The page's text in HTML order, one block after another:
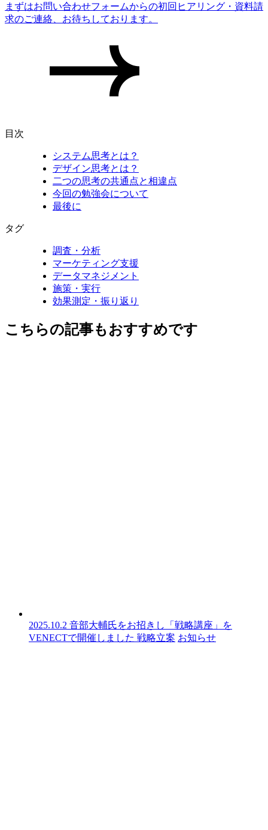
まずはお問い合わせフォームからの初回ヒアリング・資料請
求のご連絡、お待ちしております。
目次
システム思考とは？
デザイン思考とは？
二つの思考の共通点と相違点
今回の勉強会について
最後に
タグ
調査・分析
マーケティング支援
データマネジメント
施策・実行
効果測定・振り返り
こちらの記事もおすすめです
2025.10.2 音部大輔氏をお招きし「戦略講座」を
VENECTで開催しました 戦略立案 お知らせ